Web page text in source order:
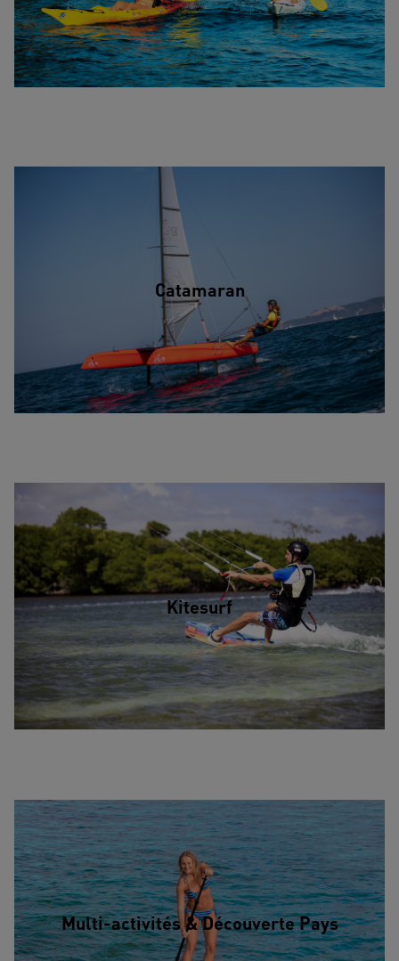
Catamaran
Kitesurf
Multi-activités & Découverte Pays